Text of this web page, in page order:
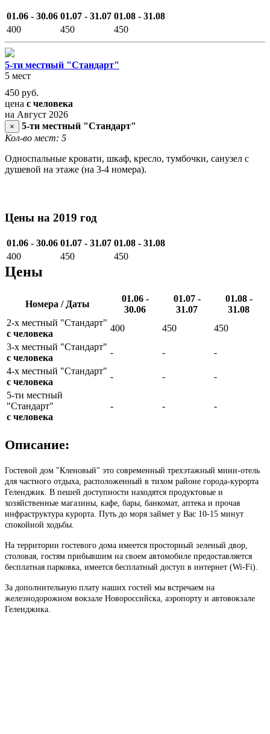
01.06 - 30.06 01.07 - 31.07 01.08 - 31.08
400
450 450
5-ти местный "Стандарт"
5 мест
450 руб.
цена с человека
на Август 2026
×
5-ти местный "Стандарт"
Кол-во мест: 5
Односпальные кровати, шкаф, кресло, тумбочки, санузел с
душевой на этаже (на 3-4 номера).
Цены на 2019 год
01.06 - 30.06 01.07 - 31.07 01.08 - 31.08
400
450 450
Цены
Номера / Даты
01.06 -
30.06
01.07 -
31.07
01.08 -
31.08
2-х местный "Стандарт"
с человека
400 450
450
3-х местный "Стандарт"
с человека
- -
-
4-х местный "Стандарт"
с человека
- -
-
5-ти местный
"Стандарт"
с человека
- - -
Описание:
Гостевой дом "Кленовый" это современный трехэтажный мини-отель
для частного отдыха, расположенный в тихом районе города-курорта
Геленджик. В пешей доступности находятся продуктовые и
хозяйственные магазины, кафе, бары, банкомат, аптека и прочая
инфраструктура курорта. Путь до моря займет у Вас 10-15 минут
спокойной ходьбы.
На территории гостевого дома имеется просторный зеленый двор,
столовая, гостям прибывшим на своем автомобиле предоставляется
бесплатная парковка, имеется бесплатный доступ в интернет (Wi-Fi).
За дополнительную плату наших гостей мы встречаем на
железнодорожном вокзале Новороссийска, аэропорту и автовокзале
Геленджика.